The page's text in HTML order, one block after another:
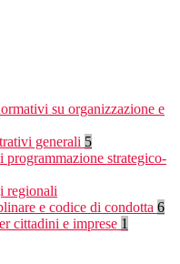
su organizzazione e
generali 5
programmazione strategico-
regionali
e codice di condotta 6
cittadini e imprese 1